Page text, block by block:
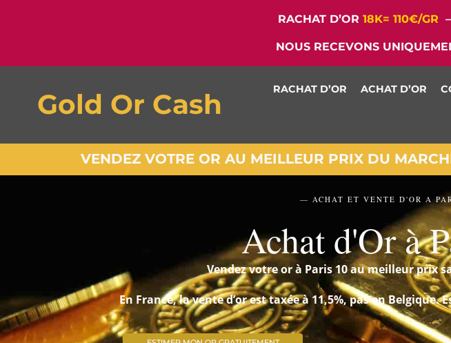
RACHAT D’OR 18K= 110€/GR
NOUS RECEVONS
Gold Or Cash RACHAT D’OR ACHAT D’OR
VENDEZ VOTRE OR AU MEILLEUR PRIX DU
— ACHAT ET VENTE D'OR A
Achat d'Or à
Vendez votre or à Paris 10 au meilleur prix
En France, la vente d’or est taxée à 11,5%, pas en